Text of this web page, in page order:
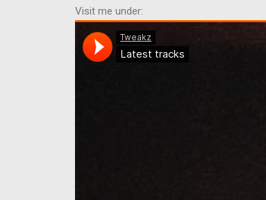
Visit me under: